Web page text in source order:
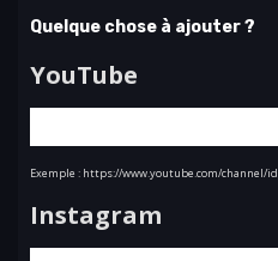
Quelque chose à ajouter ?
YouTube
Exemple : https://www.youtube.com/channel/id
Instagram